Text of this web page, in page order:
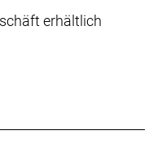
erhältlich